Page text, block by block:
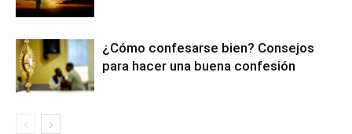
¿Cómo confesarse bien? Consejos
para hacer una buena confesión